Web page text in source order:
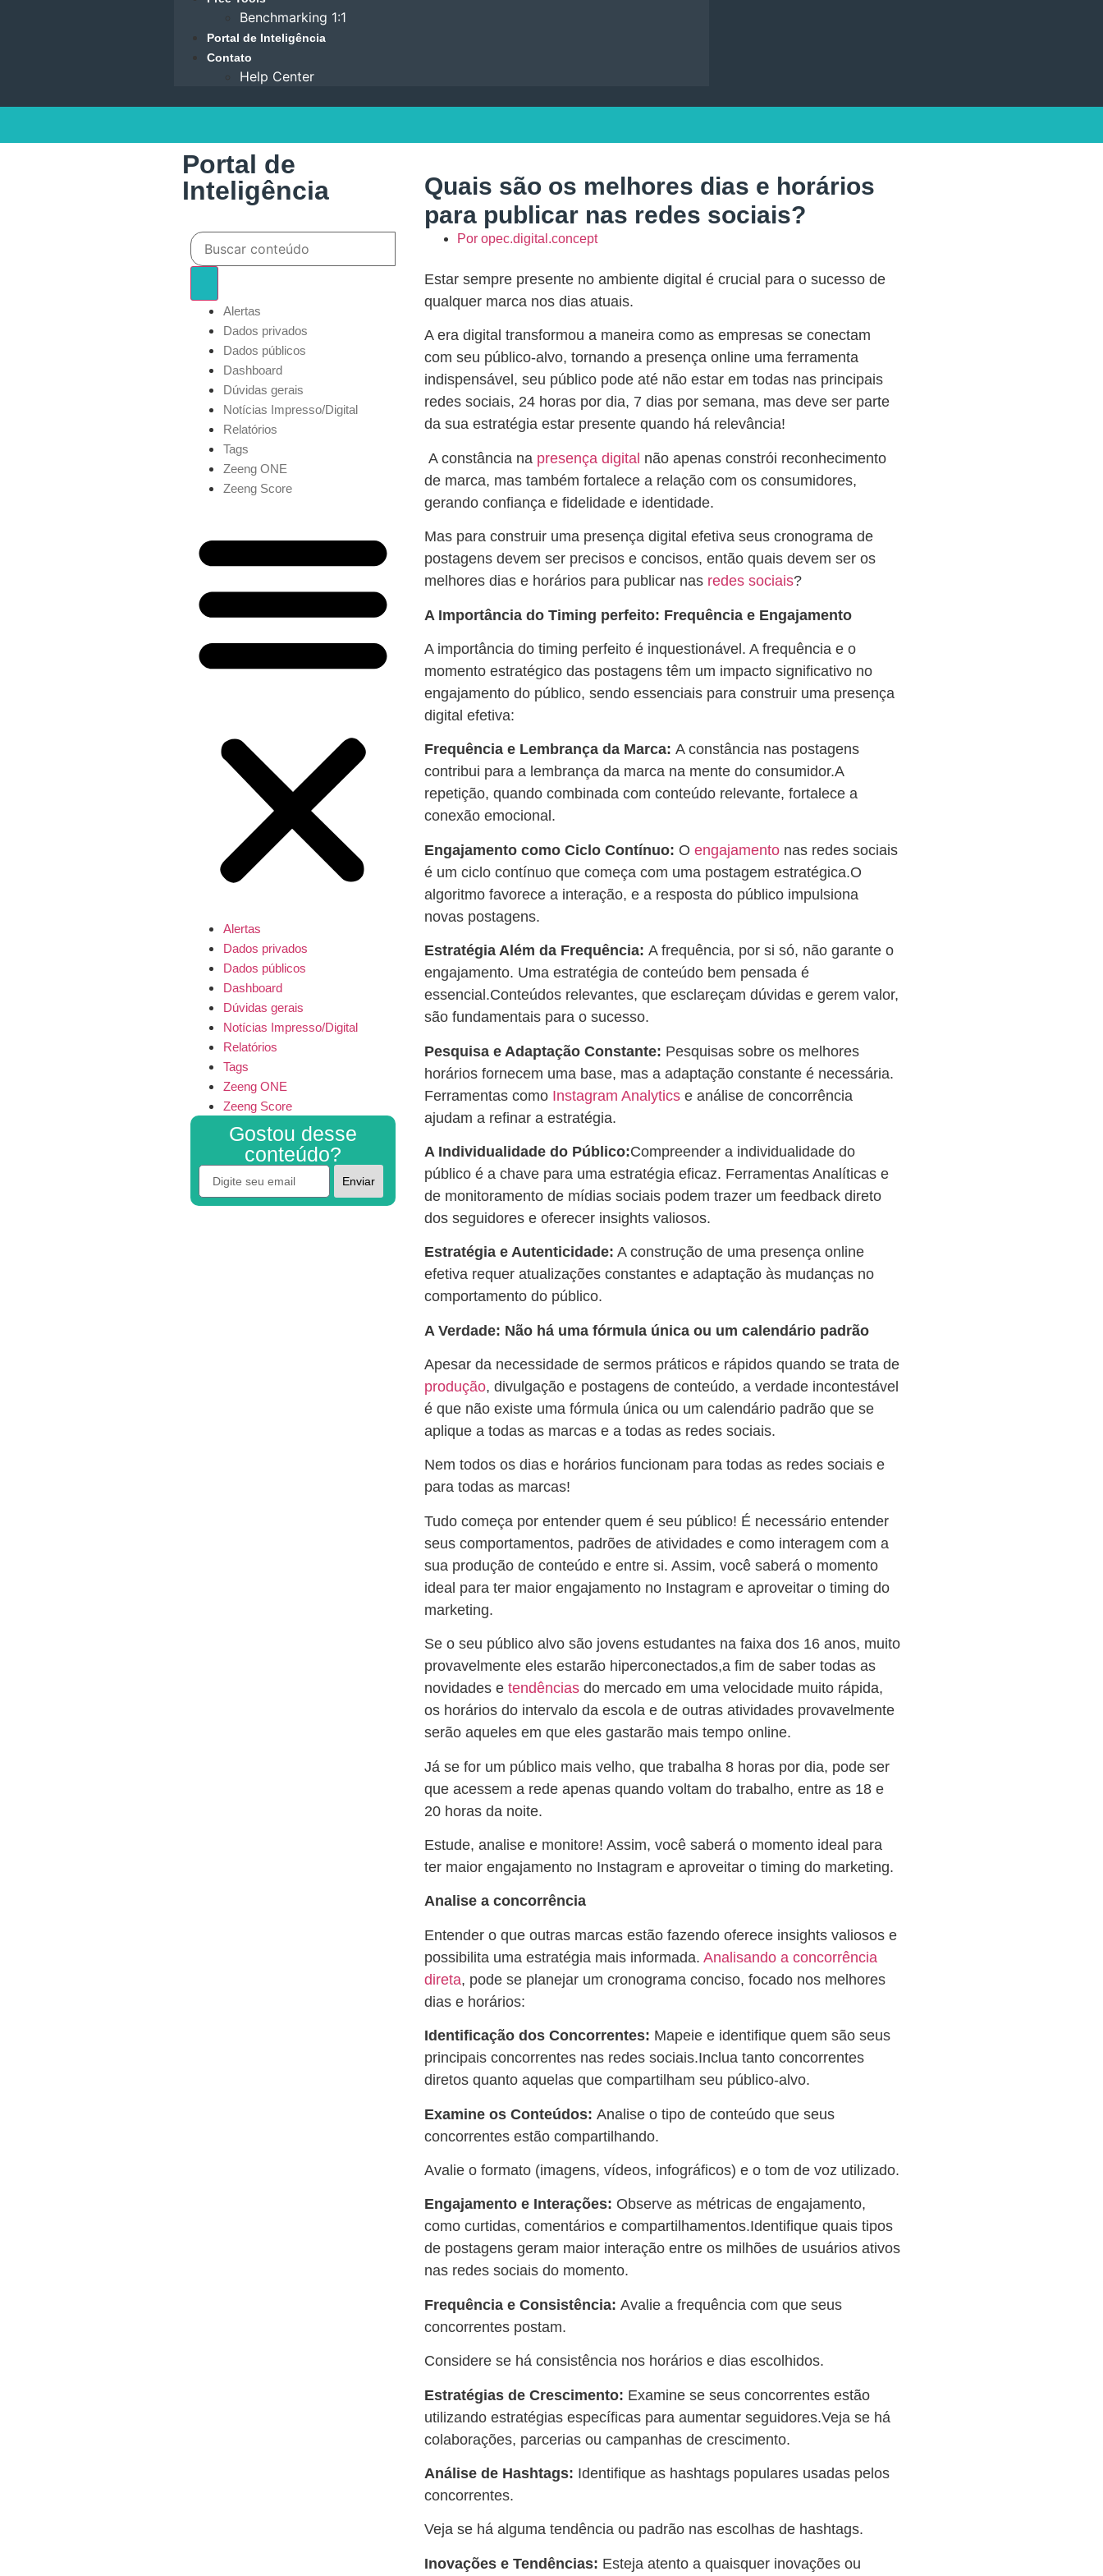
Benchmarking 1:1
Portal de Inteligência
Contato
Help Center
Portal de
Inteligência
Alertas
Dados privados
Dados públicos
Dashboard
Dúvidas gerais
Notícias Impresso/Digital
Relatórios
Tags
Zeeng ONE
Zeeng Score
Alertas
Dados privados
Dados públicos
Dashboard
Dúvidas gerais
Notícias Impresso/Digital
Relatórios
Tags
Zeeng ONE
Zeeng Score
Gostou desse
conteúdo?
Enviar
Quais são os melhores dias e horários
para publicar nas redes sociais?
Por opec.digital.concept
Estar sempre presente no ambiente digital é crucial para o sucesso de
qualquer marca nos dias atuais.
A era digital transformou a maneira como as empresas se conectam
com seu público-alvo, tornando a presença online uma ferramenta
indispensável, seu público pode até não estar em todas nas principais
redes sociais, 24 horas por dia, 7 dias por semana, mas deve ser parte
da sua estratégia estar presente quando há relevância!
A constância na presença digital não apenas constrói reconhecimento
de marca, mas também fortalece a relação com os consumidores,
gerando confiança e fidelidade e identidade.
Mas para construir uma presença digital efetiva seus cronograma de
postagens devem ser precisos e concisos, então quais devem ser os
melhores dias e horários para publicar nas redes sociais?
A Importância do Timing perfeito: Frequência e Engajamento
A importância do timing perfeito é inquestionável. A frequência e o
momento estratégico das postagens têm um impacto significativo no
engajamento do público, sendo essenciais para construir uma presença
digital efetiva:
Frequência e Lembrança da Marca: A constância nas postagens
contribui para a lembrança da marca na mente do consumidor.A
repetição, quando combinada com conteúdo relevante, fortalece a
conexão emocional.
Engajamento como Ciclo Contínuo: O engajamento nas redes sociais
é um ciclo contínuo que começa com uma postagem estratégica.O
algoritmo favorece a interação, e a resposta do público impulsiona
novas postagens.
Estratégia Além da Frequência: A frequência, por si só, não garante o
engajamento. Uma estratégia de conteúdo bem pensada é
essencial.Conteúdos relevantes, que esclareçam dúvidas e gerem valor,
são fundamentais para o sucesso.
Pesquisa e Adaptação Constante: Pesquisas sobre os melhores
horários fornecem uma base, mas a adaptação constante é necessária.
Ferramentas como Instagram Analytics e análise de concorrência
ajudam a refinar a estratégia.
A Individualidade do Público:Compreender a individualidade do
público é a chave para uma estratégia eficaz. Ferramentas Analíticas e
de monitoramento de mídias sociais podem trazer um feedback direto
dos seguidores e oferecer insights valiosos.
Estratégia e Autenticidade: A construção de uma presença online
efetiva requer atualizações constantes e adaptação às mudanças no
comportamento do público.
A Verdade: Não há uma fórmula única ou um calendário padrão
Apesar da necessidade de sermos práticos e rápidos quando se trata de
produção, divulgação e postagens de conteúdo, a verdade incontestável
é que não existe uma fórmula única ou um calendário padrão que se
aplique a todas as marcas e a todas as redes sociais.
Nem todos os dias e horários funcionam para todas as redes sociais e
para todas as marcas!
Tudo começa por entender quem é seu público! É necessário entender
seus comportamentos, padrões de atividades e como interagem com a
sua produção de conteúdo e entre si. Assim, você saberá o momento
ideal para ter maior engajamento no Instagram e aproveitar o timing do
marketing.
Se o seu público alvo são jovens estudantes na faixa dos 16 anos, muito
provavelmente eles estarão hiperconectados,a fim de saber todas as
novidades e tendências do mercado em uma velocidade muito rápida,
os horários do intervalo da escola e de outras atividades provavelmente
serão aqueles em que eles gastarão mais tempo online.
Já se for um público mais velho, que trabalha 8 horas por dia, pode ser
que acessem a rede apenas quando voltam do trabalho, entre as 18 e
20 horas da noite.
Estude, analise e monitore! Assim, você saberá o momento ideal para
ter maior engajamento no Instagram e aproveitar o timing do marketing.
Analise a concorrência
Entender o que outras marcas estão fazendo oferece insights valiosos e
possibilita uma estratégia mais informada. Analisando a concorrência
direta, pode se planejar um cronograma conciso, focado nos melhores
dias e horários:
Identificação dos Concorrentes: Mapeie e identifique quem são seus
principais concorrentes nas redes sociais.Inclua tanto concorrentes
diretos quanto aquelas que compartilham seu público-alvo.
Examine os Conteúdos: Analise o tipo de conteúdo que seus
concorrentes estão compartilhando.
Avalie o formato (imagens, vídeos, infográficos) e o tom de voz utilizado.
Engajamento e Interações: Observe as métricas de engajamento,
como curtidas, comentários e compartilhamentos.Identifique quais tipos
de postagens geram maior interação entre os milhões de usuários ativos
nas redes sociais do momento.
Frequência e Consistência: Avalie a frequência com que seus
concorrentes postam.
Considere se há consistência nos horários e dias escolhidos.
Estratégias de Crescimento: Examine se seus concorrentes estão
utilizando estratégias específicas para aumentar seguidores.Veja se há
colaborações, parcerias ou campanhas de crescimento.
Análise de Hashtags: Identifique as hashtags populares usadas pelos
concorrentes.
Veja se há alguma tendência ou padrão nas escolhas de hashtags.
Inovações e Tendências: Esteja atento a quaisquer inovações ou